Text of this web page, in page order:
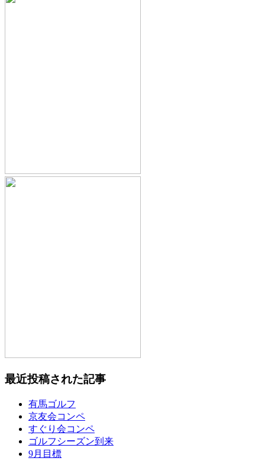
最近投稿された記事
有馬ゴルフ
京友会コンペ
すぐり会コンペ
ゴルフシーズン到来
9月目標